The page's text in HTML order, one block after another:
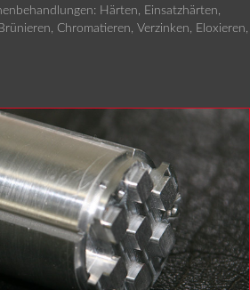
Härten, Einsatzhärten,
Chromatieren, Verzinken, Eloxieren,